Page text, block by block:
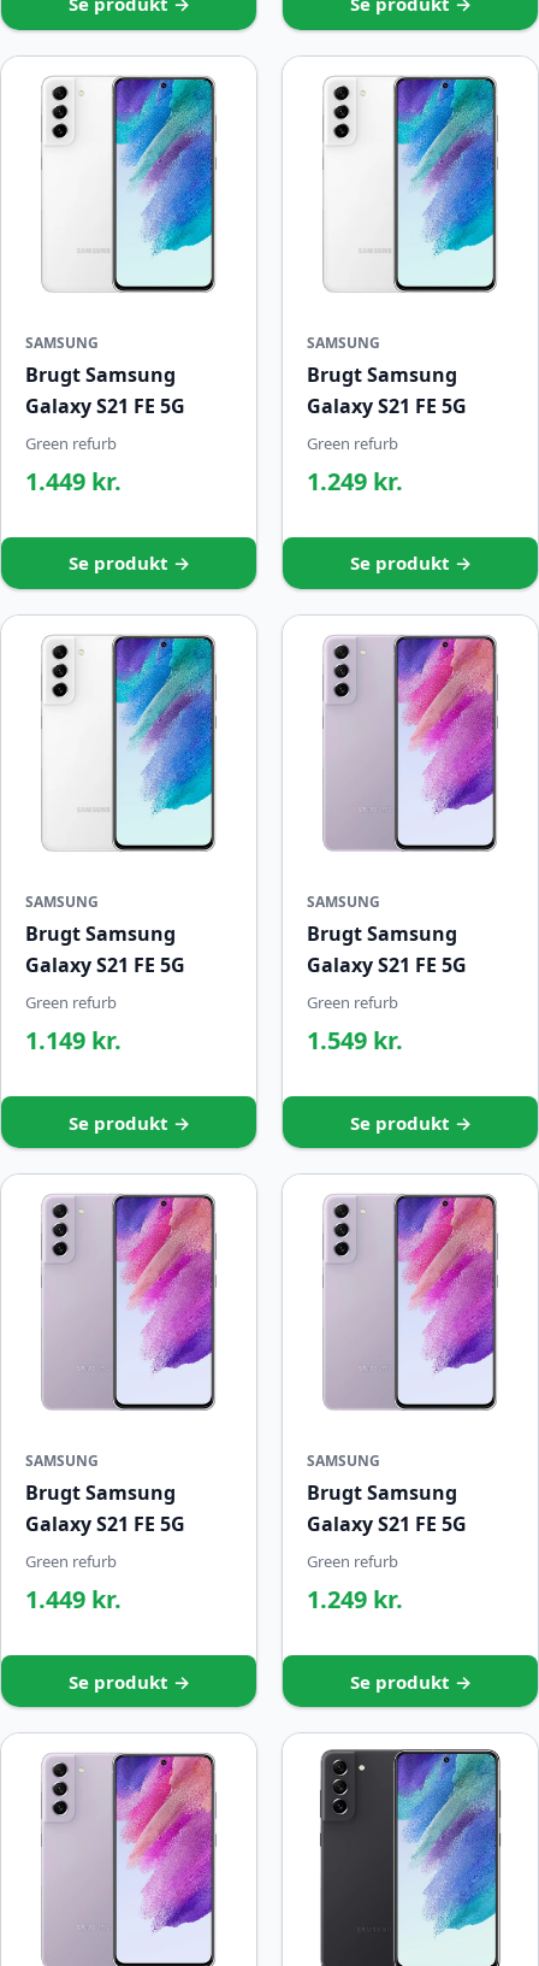
SAMSUNG
Brugt Samsung
Galaxy S21 FE 5G
Green refurb
1.449 kr.
Se produkt →
SAMSUNG
Brugt Samsung
Galaxy S21 FE 5G
Green refurb
1.249 kr.
Se produkt →
SAMSUNG
Brugt Samsung
Galaxy S21 FE 5G
Green refurb
1.149 kr.
Se produkt →
SAMSUNG
Brugt Samsung
Galaxy S21 FE 5G
Green refurb
1.549 kr.
Se produkt →
SAMSUNG
Brugt Samsung
Galaxy S21 FE 5G
Green refurb
1.449 kr.
Se produkt →
SAMSUNG
Brugt Samsung
Galaxy S21 FE 5G
Green refurb
1.249 kr.
Se produkt →